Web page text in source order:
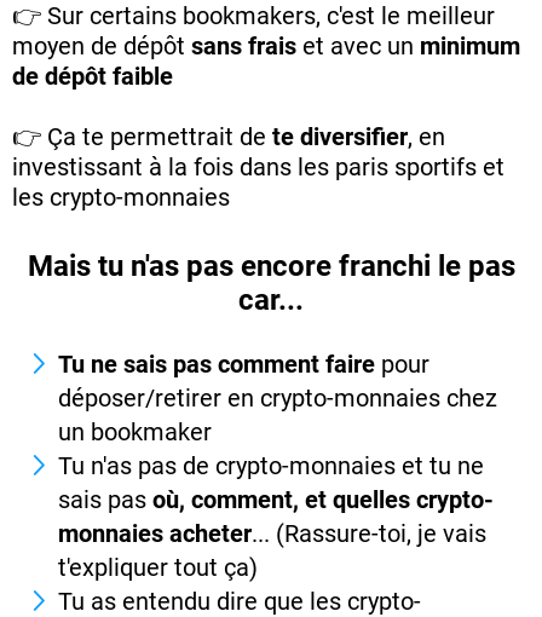
👉 Sur certains bookmakers, c'est le meilleur
moyen de dépôt sans frais et avec un minimum
de dépôt faible
👉 Ça te permettrait de te diversifier, en
investissant à la fois dans les paris sportifs et
les crypto-monnaies
Mais tu n'as pas encore franchi le pas
car...
Tu ne sais pas comment faire pour
déposer/retirer en crypto-monnaies chez
un bookmaker
Tu n'as pas de crypto-monnaies et tu ne
sais pas où, comment, et quelles crypto-
monnaies acheter... (Rassure-toi, je vais
t'expliquer tout ça)
Tu as entendu dire que les crypto-